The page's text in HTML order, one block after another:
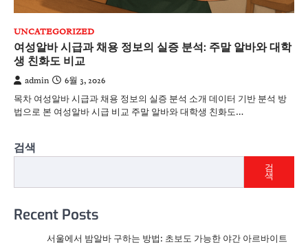
UNCATEGORIZED
여성알바 시급과 채용 정보의 실증 분석: 주말 알바와 대학
생 친화도 비교
admin
6월 3, 2026
목차 여성알바 시급과 채용 정보의 실증 분석 소개 데이터 기반 분석 방
법으로 본 여성알바 시급 비교 주말 알바와 대학생 친화도…
검색
검
색
Recent Posts
서울에서 밤알바 구하는 방법: 초보도 가능한 야간 아르바이트